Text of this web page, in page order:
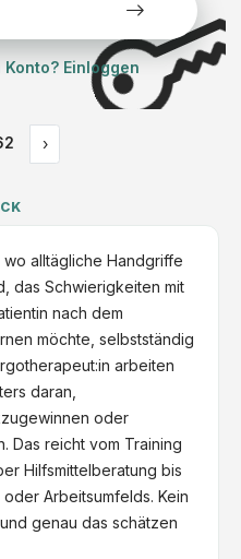
Einloggen
›
alltägliche Handgriffe
das Schwierigkeiten mit
nach dem
möchte, selbstständig
arbeiten
daran,
oder
Das reicht vom Training
Hilfsmittelberatung bis
Arbeitsumfelds. Kein
genau das schätzen